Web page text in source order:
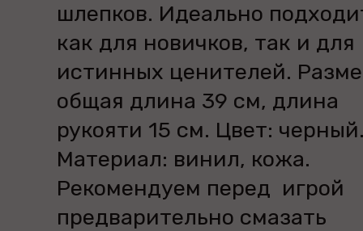
шлепков. Идеально
как для новичков, так и для
истинных ценителей.
общая длина 39 см, длина
рукояти 15 см. Цвет:
Материал: винил, кожа.
Рекомендуем перед игрой
предварительно смазать